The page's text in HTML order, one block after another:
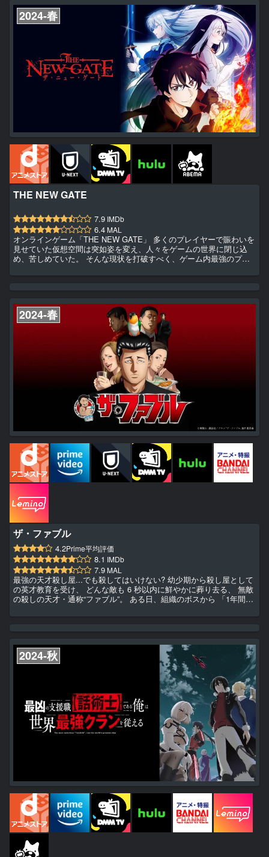
2024-春
THE NEW GATE
7.9 IMDb
6.4 MAL
オンラインゲーム「THE NEW GATE」 多くのプレイヤーで賑わいを
見せていた仮想空間は突如姿を変え、人々をゲームの世界に閉じ込
め、苦しめていた。 そんな現状を打破すべく、ゲーム内最強のプレ
だかるのは、この世界の最大の敵＜オリジン＞。 「終わりだ……
解放を伝える。 人々がログアウトしていく中、シンも同...
2024-春
ザ・ファブル
4.2Prime平均評価
8.1 IMDb
7.9 MAL
最強の天才殺し屋...でも殺してはいけない? 幼少期から殺し屋として
の英才教育を受け、 どんな敵も 6 秒以内に鮮やかに葬り去る、 無敵
の殺しの天才・通称“ファブル”。 ある日、組織のボスから 「1年間誰
ない全く新しい生活を送ることになる。 佐藤明と名乗り、プロとし
のミッションを遂行することはできるのか!?...
2024-秋